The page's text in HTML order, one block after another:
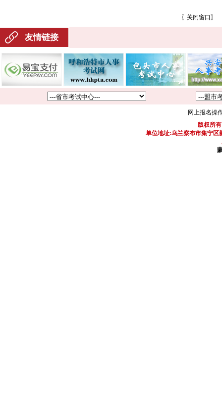
〖 关闭窗口 〗
友情链接
网上报名操
版权所
单位地址:乌兰察布市集宁区